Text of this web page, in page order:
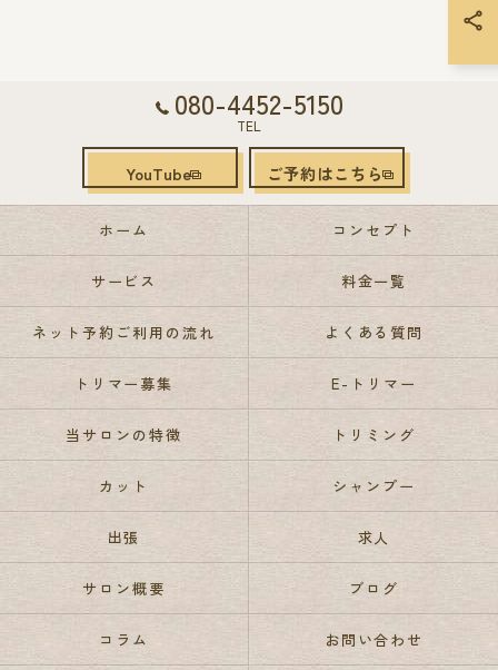
080-4452-5150
TEL
YouTube ご予約はこちら
ホーム コンセプト
サービス 料金一覧
ネット予約ご利用の流れ よくある質問
トリマー募集 E-トリマー
当サロンの特徴 トリミング
カット シャンプー
出張 求人
サロン概要 ブログ
コラム お問い合わせ